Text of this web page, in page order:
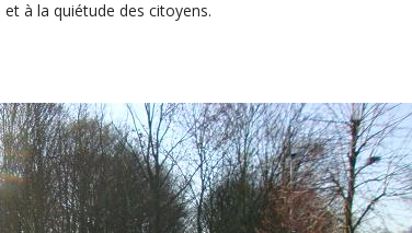
à la quiétude des citoyens.